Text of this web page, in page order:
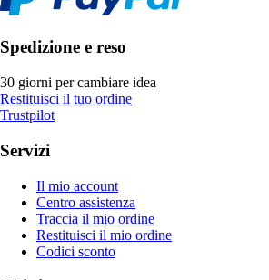
Spedizione e reso
30 giorni per cambiare idea
Restituisci il tuo ordine
Trustpilot
Servizi
Il mio account
Centro assistenza
Traccia il mio ordine
Restituisci il mio ordine
Codici sconto